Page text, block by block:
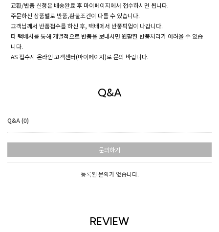
교환/반품 신청은 배송완료 후 마이페이지에서 접수하시면 됩니다.
주문하신 상품별로 반품,환불조건이 다를 수 있습니다.
고객님께서 반품접수를 하신 후, 택배에서 반품픽업이 나갑니다.
타 택배사를 통해 개별적으로 반품을 보내시면 원활한 반품처리가 어려울 수 있습
니다.
AS 접수시 온라인 고객센터(마이페이지)로 문의 바랍니다.
Q&A
Q&A (0)
문의하기
등록된 문의가 없습니다.
REVIEW